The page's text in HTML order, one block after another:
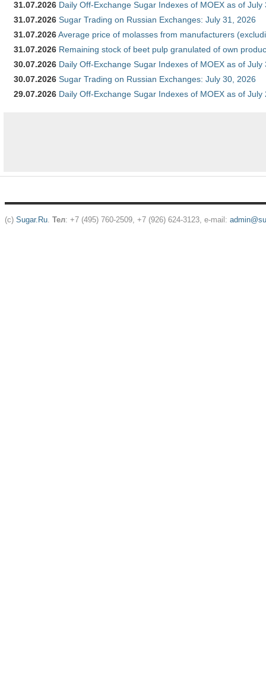
31.07.2026 Daily Off-Exchange Sugar Indexes of MOEX as of July
31.07.2026 Sugar Trading on Russian Exchanges: July 31, 2026
31.07.2026Average price of molasses from manufacturers
31.07.2026 Remaining stock of beet pulp granulated of own
30.07.2026 Daily Off-Exchange Sugar Indexes of MOEX as of July
30.07.2026 Sugar Trading on Russian Exchanges: July 30, 2026
29.07.2026 Daily Off-Exchange Sugar Indexes of MOEX as of July
(c) Sugar.Ru. Тел: +7 (495) 760-2509, +7 (926) 624-3123, e-mail: